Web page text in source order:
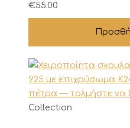
€55.00
Collection